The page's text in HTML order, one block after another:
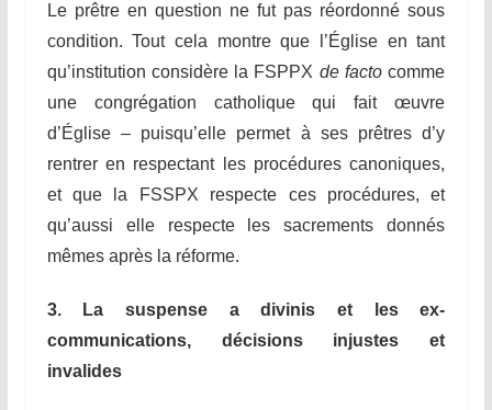
Le prêtre en question ne fut pas réordonné sous
condition. Tout cela montre que l’Église en tant
qu’institution considère la FSPPX de facto comme
une congrégation catholique qui fait œuvre
d’Église – puisqu’elle permet à ses prêtres d’y
rentrer en respectant les procédures canoniques,
et que la FSSPX respecte ces procédures, et
qu’aussi elle respecte les sacrements donnés
mêmesaprès la réforme.
3. La suspense a divinis et les ex-
communications, décisions injustes et
invalides